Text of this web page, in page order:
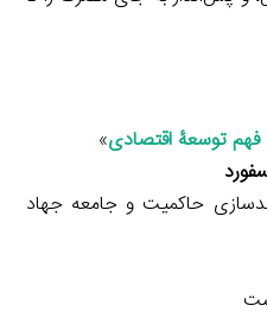
فهم توسعۀ اقتصادی»
حاکمیت و جامعه جهاد